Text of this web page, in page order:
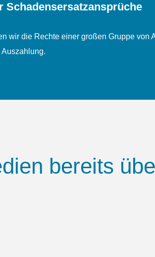
Schadens­ersatz­ansprüche
wir die Rechte einer großen Gruppe
bereits